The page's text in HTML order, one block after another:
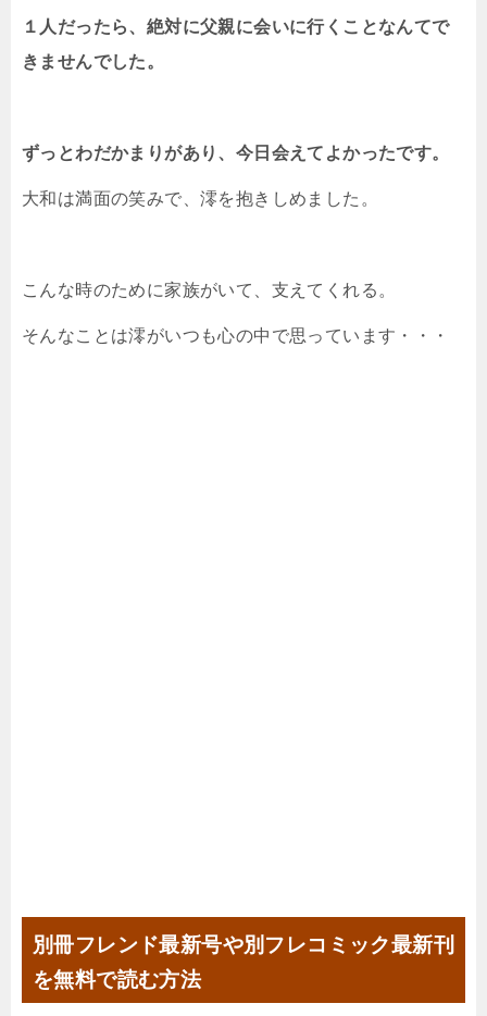
１人だったら、絶対に父親に会いに行くことなんてで
きませんでした。
ずっとわだかまりがあり、今日会えてよかったです。
大和は満面の笑みで、澪を抱きしめました。
こんな時のために家族がいて、支えてくれる。
そんなことは澪がいつも心の中で思っています・・・
別冊フレンド最新号や別フレコミック最新刊
を無料で読む方法